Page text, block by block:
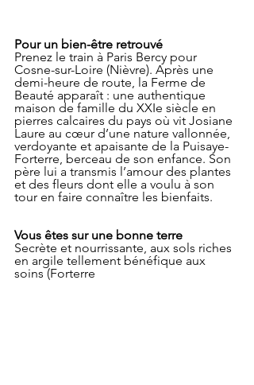
Pour un bien-être retrouvé
Prenez le train à Paris Bercy pour
Cosne-sur-Loire (Nièvre). Après une
demi-heure de route, la Ferme de
Beauté apparaît : une authentique
maison de famille du XXIe siècle en
pierres calcaires du pays où vit Josiane
Laure au cœur d’une nature vallonnée,
verdoyante et apaisante de la Puisaye-
Forterre, berceau de son enfance. Son
père lui a transmis l’amour des plantes
et des fleurs dont elle a voulu à son
tour en faire connaître les bienfaits.
Vous êtes sur une bonne terre
Secrète et nourrissante, aux sols riches
en argile tellement bénéfique aux
soins (Forterre